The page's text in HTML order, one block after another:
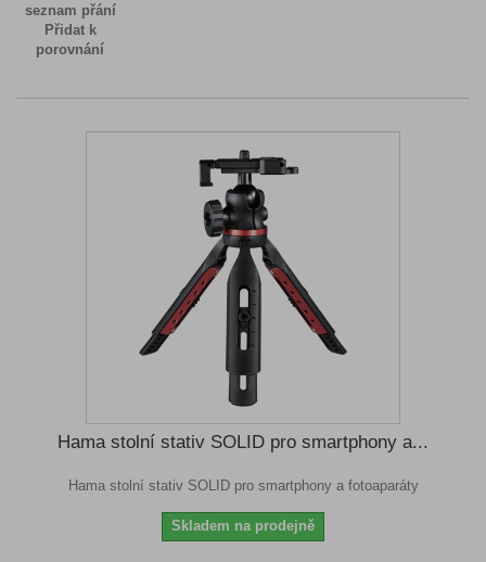
seznam přání
Přidat k
porovnání
Hama stolní stativ SOLID pro smartphony a...
Hama stolní stativ SOLID pro smartphony a fotoaparáty
Skladem na prodejně